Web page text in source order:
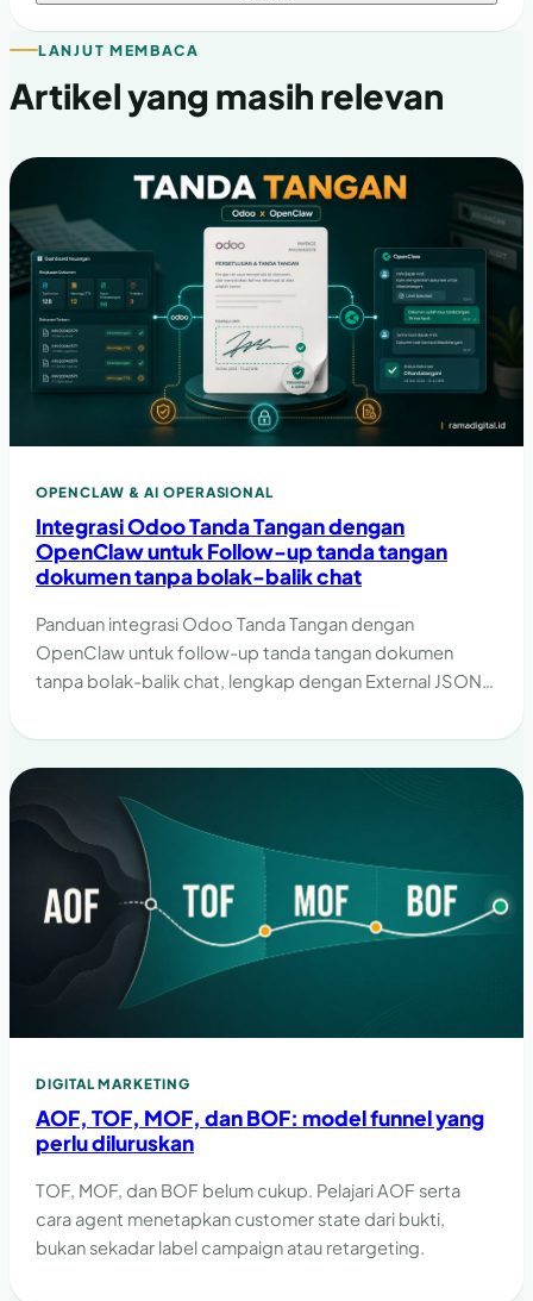
LANJUT MEMBACA
Artikel yang masih relevan
OPENCLAW & AI OPERASIONAL
Integrasi Odoo Tanda Tangan dengan
OpenClaw untuk Follow-up tanda tangan
dokumen tanpa bolak-balik chat
Panduan integrasi Odoo Tanda Tangan dengan
OpenClaw untuk follow-up tanda tangan dokumen
tanpa bolak-balik chat, lengkap dengan External JSON-
DIGITAL MARKETING
AOF, TOF, MOF, dan BOF: model funnel yang
perlu diluruskan
TOF, MOF, dan BOF belum cukup. Pelajari AOF serta
cara agent menetapkan customer state dari bukti,
bukan sekadar label campaign atau retargeting.